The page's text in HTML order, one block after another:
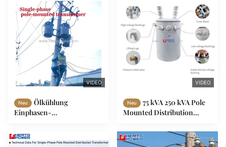
167 kVA
VIDEO
Neu
Ölkühlung
Einphasen-
bis 100 kVA, gewickelter
Kern
VIDEO
Neu
75 kVA 250 kVA Pole
Mounted Distribution
MV HV